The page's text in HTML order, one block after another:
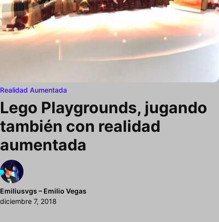
Realidad Aumentada
Lego Playgrounds, jugando
también con realidad
aumentada
Emiliusvgs – Emilio Vegas
diciembre 7, 2018